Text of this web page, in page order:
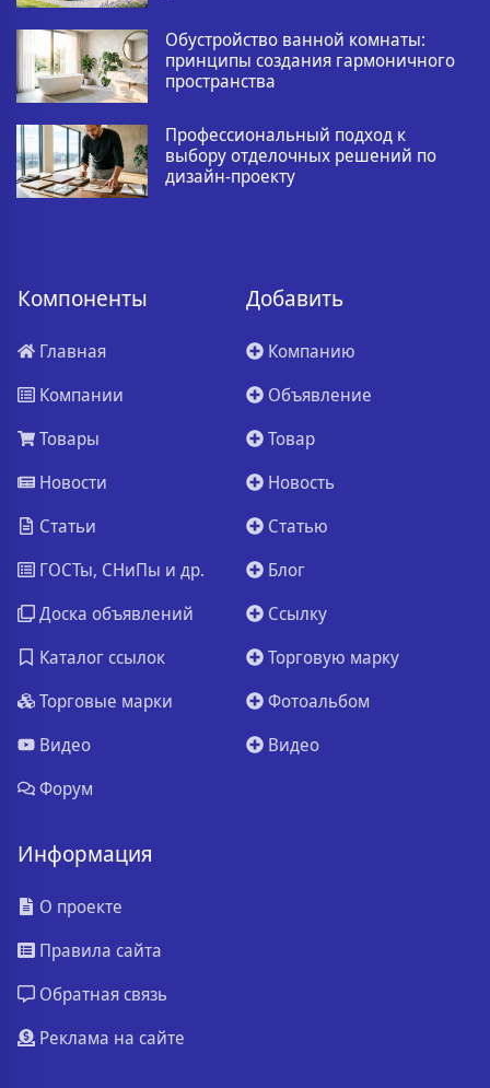
Обустройство ванной комнаты:
принципы создания гармоничного
пространства
Профессиональный подход к
выбору отделочных решений по
дизайн-проекту
Компоненты
Главная
Компании
Товары
Новости
Статьи
ГОСТы, СНиПы и др.
Доска объявлений
Каталог ссылок
Торговые марки
Видео
Форум
Добавить
Компанию
Объявление
Товар
Новость
Статью
Блог
Ссылку
Торговую марку
Фотоальбом
Видео
Информация
О проекте
Правила сайта
Обратная связь
Реклама на сайте